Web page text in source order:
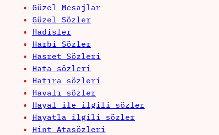
Güzel Mesajlar
Güzel Sözler
Hadisler
Harbi Sözler
Hasret Sözleri
Hata sözleri
Hatıra sözleri
Havalı sözler
Hayal ile ilgili sözler
Hayatla ilgili sözler
Hint Atasözleri